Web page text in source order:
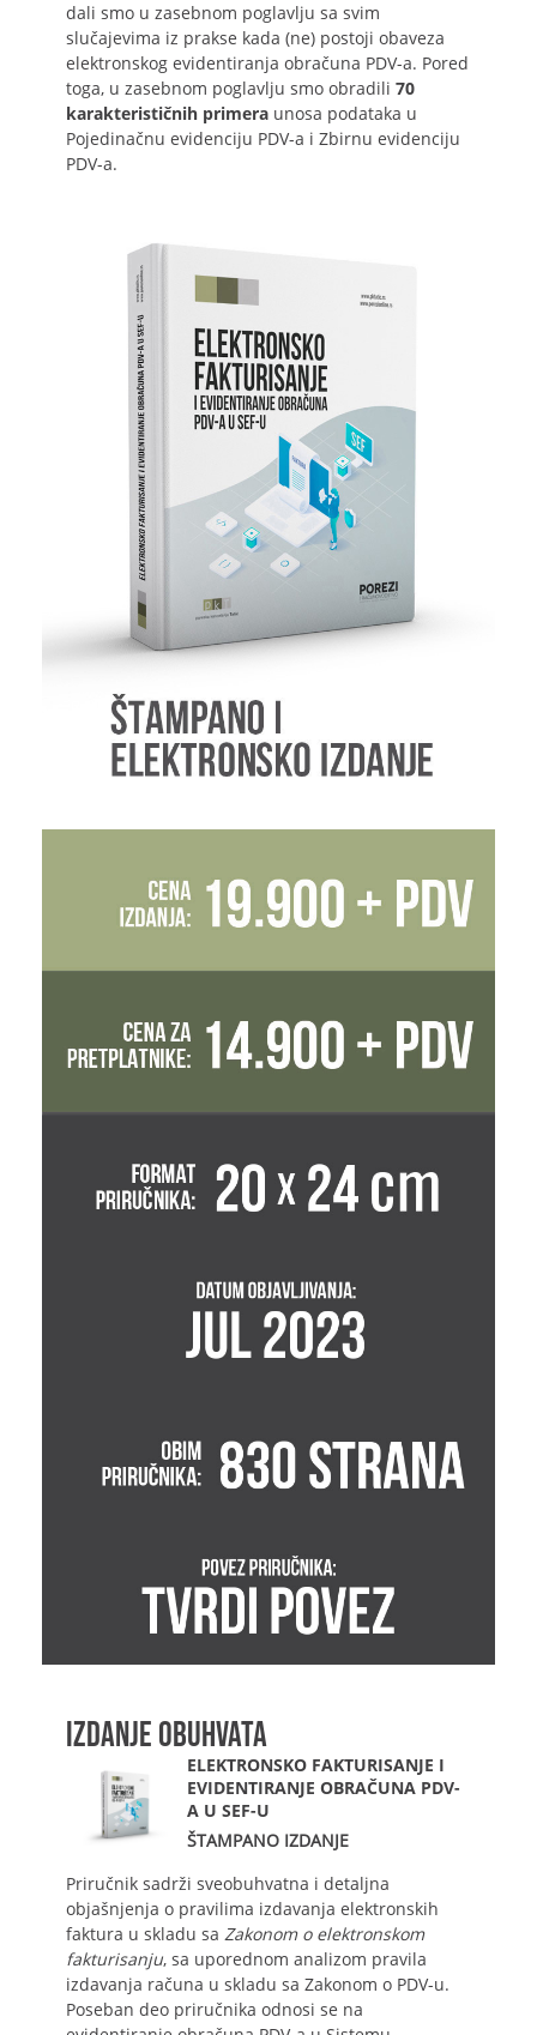
dali smo u zasebnom poglavlju sa svim
slučajevima iz prakse kada (ne) postoji obaveza
elektronskog evidentiranja obračuna PDV-a. Pored
toga, u zasebnom poglavlju smo obradili 70
karakterističnih primera unosa podataka u
Pojedinačnu evidenciju PDV-a i Zbirnu evidenciju
PDV-a.
IZDANJE OBUHVATA
ELEKTRONSKO FAKTURISANJE I
EVIDENTIRANJE OBRAČUNA PDV-
A U SEF-U
ŠTAMPANO IZDANJE
Priručnik sadrži sveobuhvatna i detaljna
objašnjenja o pravilima izdavanja elektronskih
faktura u skladu sa Zakonom o elektronskom
fakturisanju, sa uporednom analizom pravila
izdavanja računa u skladu sa Zakonom o PDV-u.
Poseban deo priručnika odnosi se na